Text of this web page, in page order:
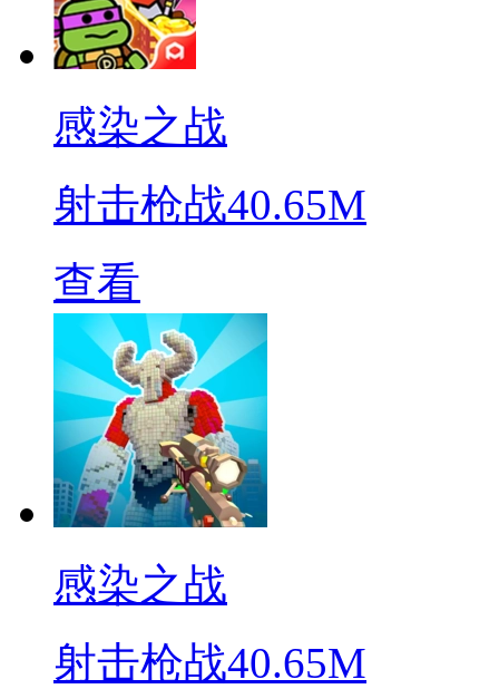
感染之战
射击枪战40.65M
查看
感染之战
射击枪战40.65M